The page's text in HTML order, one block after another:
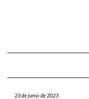
23 de junio de 2023